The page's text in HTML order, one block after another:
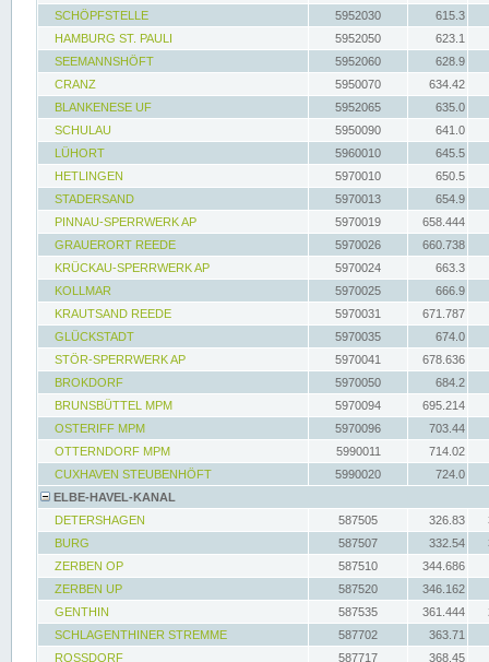
SCHÖPFSTELLE
5952030
615.3
HAMBURG ST. PAULI
5952050
623.1
SEEMANNSHÖFT
5952060
628.9
CRANZ
5950070
634.42
BLANKENESE UF
5952065
635.0
SCHULAU
5950090
641.0
LÜHORT
5960010
645.5
HETLINGEN
5970010
650.5
STADERSAND
5970013
654.9
PINNAU-SPERRWERK AP
5970019
658.444
GRAUERORT REEDE
5970026
660.738
KRÜCKAU-SPERRWERK AP
5970024
663.3
KOLLMAR
5970025
666.9
KRAUTSAND REEDE
5970031
671.787
GLÜCKSTADT
5970035
674.0
STÖR-SPERRWERK AP
5970041
678.636
BROKDORF
5970050
684.2
BRUNSBÜTTEL MPM
5970094
695.214
OSTERIFF MPM
5970096
703.44
OTTERNDORF MPM
5990011
714.02
CUXHAVEN STEUBENHÖFT
5990020
724.0
ELBE-HAVEL-KANAL
DETERSHAGEN
587505 326.83
BURG
587507 332.54
ZERBEN OP
587510
344.686
ZERBEN UP
587520
346.162
GENTHIN
587535 361.444
SCHLAGENTHINER STREMME
587702
363.71
ROSSDORF
587717 368.45